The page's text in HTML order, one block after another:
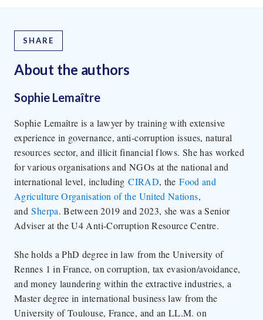
SHARE
About the authors
Sophie Lemaître
Sophie Lemaître is a lawyer by training with extensive
experience in governance, anti-corruption issues, natural
resources sector, and illicit financial flows. She has worked
for various organisations and NGOs at the national and
international level, includingCIRAD, theFood and
Agriculture Organisation of the United Nations,
andSherpa. Between 2019 and 2023, she was a Senior
Adviser at the U4 Anti-Corruption Resource Centre.
She holds a PhD degree in law from the University of
Rennes 1 in France, on corruption, tax evasion/avoidance,
and money laundering within the extractive industries, a
Master degree in international business law from the
University of Toulouse, France, and an LL.M. on